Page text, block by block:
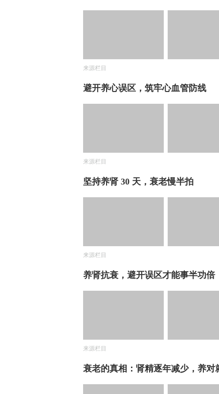
来源栏目
避开养心误区，筑牢心血管防线
来源栏目
坚持养肾 30 天，衰老慢半拍
来源栏目
养肾抗衰，避开误区才能事半功倍
来源栏目
衰老的真相：肾精逐年减少，养对